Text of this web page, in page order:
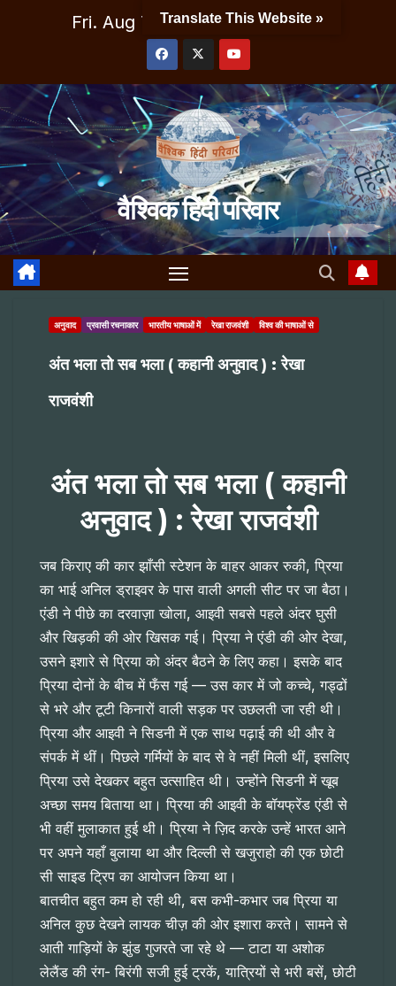
Fri. Aug 7th, 2026 11:44:55 PM
वैश्विक हिंदी परिवार
अनुवाद प्रवासी रचनाकार भारतीय भाषाओं में रेखा राजवंशी विश्व की भाषाओं से
अंत भला तो सब भला ( कहानी अनुवाद ) : रेखा
राजवंशी
अंत भला तो सब भला ( कहानी
अनुवाद ) : रेखा राजवंशी
जब किराए की कार झाँसी स्टेशन के बाहर आकर रुकी, प्रिया
का भाई अनिल ड्राइवर के पास वाली अगली सीट पर जा बैठा।
एंडी ने पीछे का दरवाज़ा खोला, आइवी सबसे पहले अंदर घुसी
और खिड़की की ओर खिसक गई। प्रिया ने एंडी की ओर देखा,
उसने इशारे से प्रिया को अंदर बैठने के लिए कहा। इसके बाद
प्रिया दोनों के बीच में फँस गई — उस कार में जो कच्चे, गड्ढों
से भरे और टूटी किनारों वाली सड़क पर उछलती जा रही थी।
प्रिया और आइवी ने सिडनी में एक साथ पढ़ाई की थी और वे
संपर्क में थीं। पिछले गर्मियों के बाद से वे नहीं मिली थीं, इसलिए
प्रिया उसे देखकर बहुत उत्साहित थी। उन्होंने सिडनी में खूब
अच्छा समय बिताया था। प्रिया की आइवी के बॉयफ्रेंड एंडी से
भी वहीं मुलाकात हुई थी। प्रिया ने ज़िद करके उन्हें भारत आने
पर अपने यहाँ बुलाया था और दिल्ली से खजुराहो की एक छोटी
सी साइड ट्रिप का आयोजन किया था।
बातचीत बहुत कम हो रही थी, बस कभी-कभार जब प्रिया या
अनिल कुछ देखने लायक चीज़ की ओर इशारा करते। सामने से
आती गाड़ियों के झुंड गुजरते जा रहे थे — टाटा या अशोक
लेलैंड की रंग- बिरंगी सजी हुई ट्रकें, यात्रियों से भरी बसें, छोटी
Translate This Website »